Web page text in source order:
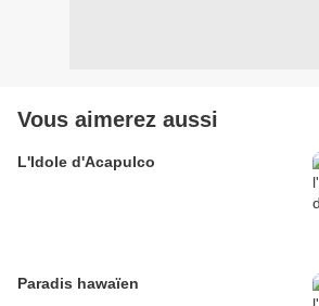
Vous aimerez aussi
L'Idole d'Acapulco
Paradis hawaïen